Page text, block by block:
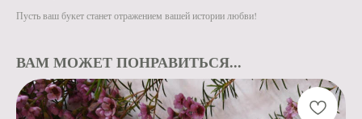
Пусть ваш букет станет отражением вашей истории любви!
ВАМ МОЖЕТ ПОНРАВИТЬСЯ...